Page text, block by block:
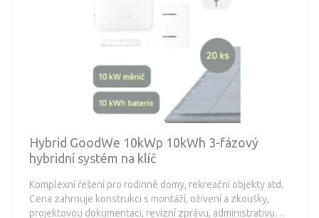
Hybrid GoodWe 10kWp 10kWh 3-fázový
hybridní systém na klíč
Komplexní řešení pro rodinné domy, rekreační objekty atd.
Cena zahrnuje konstrukci s montáží, oživení a zkoušky,
projektovou dokumentaci, revizní zprávu, administrativu